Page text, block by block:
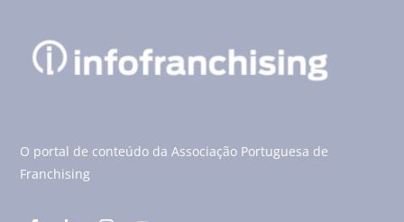
O portal de conteúdo da Associação Portuguesa de
Franchising